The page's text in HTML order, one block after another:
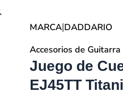
MARCA|DADDARIO
Accesorios de Guitarra
Juego de
EJ45TT